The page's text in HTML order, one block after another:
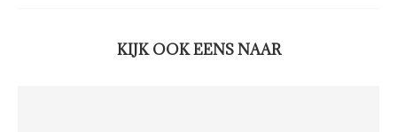
KIJK OOK EENS NAAR